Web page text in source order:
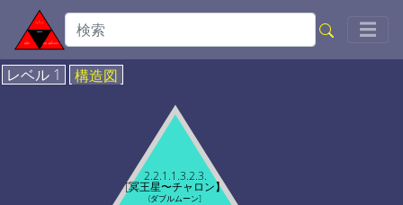
☰
レベル 1 構造図
2.2.1.1.3.2.3.
[冥王星〜チャロン】
(ダブルムーン]